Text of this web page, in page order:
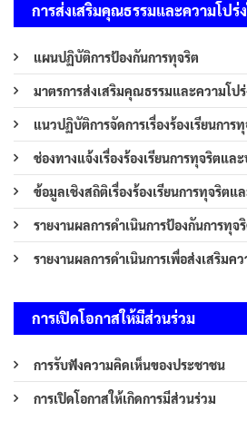
การส่งเสริมคุณธรรมและความโปร่
แผนปฏิบัติการป้องกันการทุจริต
มาตรการส่งเสริมคุณธรรมและความโป
แนวปฏิบัติการจัดการเรื่องร้องเรียนกา
ช่องทางแจ้งเรื่องร้องเรียนการทุจริตแ
ข้อมูลเชิงสถิติเรื่องร้องเรียนการทุจริต
รายงานผลการดำเนินการป้องกันการทุจ
รายงานผลการดำเนินการเพื่อส่งเสริมค
การเปิดโอกาสให้มีส่วนร่วม
การรับฟังความคิดเห็นของประชาชน
การเปิดโอกาสให้เกิดการมีส่วนร่วม